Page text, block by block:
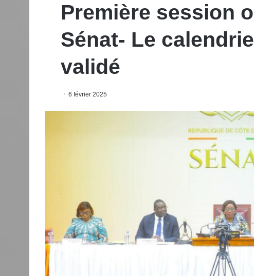
Première session
Sénat- Le
validé
6 février 2025